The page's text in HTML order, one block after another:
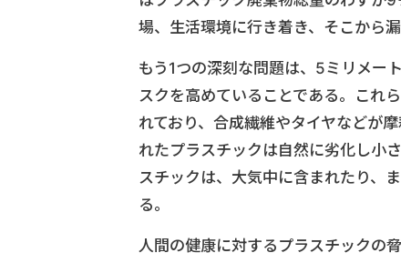
場、生活環境に行き着き、そこから
もう1つの深刻な問題は、5ミリメー
スクを高めていることである。これ
れており、合成繊維やタイヤなどが
れたプラスチックは自然に劣化し小
スチックは、大気中に含まれたり、
る。
人間の健康に対するプラスチックの